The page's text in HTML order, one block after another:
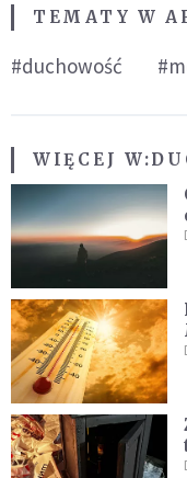
TEMATY W
#duchowość
WIĘCEJ W: